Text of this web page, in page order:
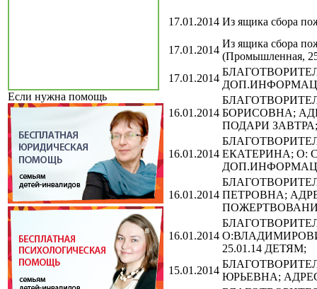
Если нужна помощь
17.01.2014 Из ящика сбора
17.01.2014
Из ящика сбора
(Промышленная,
17.01.2014
16.01.2014 БОРИСОВНА;
ПОДАРИ ЗАВТРА;
16.01.2014 ЕКАТЕРИНА; О:
16.01.2014 ПЕТРОВНА;
16.01.2014
25.01.14 ДЕТЯМ;
15.01.2014
ЮРЬЕВНА;